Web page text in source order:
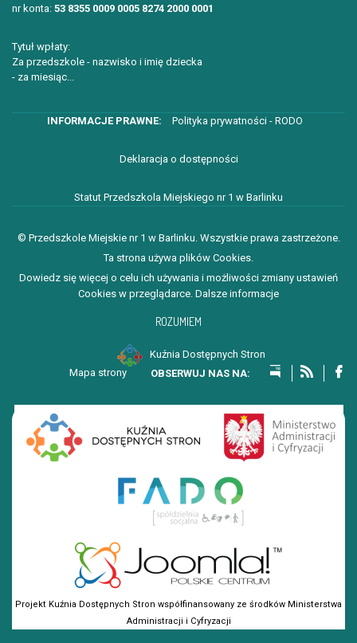
nr konta: 53 8355 0009 0005 8274 2000 0001
Tytuł wpłaty:
Za przedszkole - nazwisko i imię dziecka
- za miesiąc...
Polityka prywatności - RODO
Deklaracja o dostępności
Statut Przedszkola Miejskiego nr 1 w Barlinku
© Przedszkole Miejskie nr 1 w Barlinku. Wszystkie prawa zastrzeżone.
Ta strona używa plików Cookies.
Dowiedz się więcej o celu ich używania i możliwości zmiany ustawień
Cookies w przeglądarce. Dalsze informacje
ROZUMIEM
Kuźnia Dostępnych Stron
Mapa strony
Projekt Kuźnia Dostępnych Stron współfinansowany ze środków Ministerstwa
Administracji i Cyfryzacji